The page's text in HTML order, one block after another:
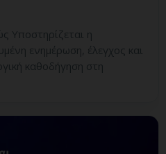
Υποστηρίζεται η
ενημέρωση, έλεγχος και
καθοδήγηση στη